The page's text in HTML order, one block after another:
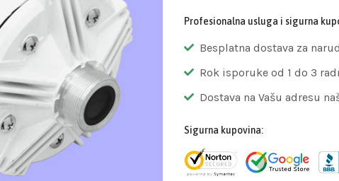
Profesionalna usluga i sigurna
Besplatna dostava za
Rok isporuke od 1 do 3
Dostava na Vašu adresu
Sigurna kupovina: